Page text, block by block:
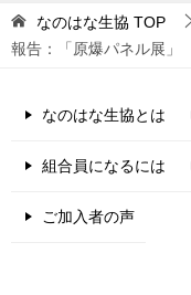
なのはな生協 TOP
報告：「原爆パネル展」
なのはな生協とは
組合員になるには
ご加入者の声